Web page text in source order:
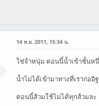
14 พ.ย. 2011, 15:34 น.
ใช่จ้าหนุ่ม ตอนนี้น้ำเข้าชั้นหนึ่
น้ำไม่ได้เข้ามาทางที่เราก่อ
ตอนนี้ส้วมใช้ไม่ได้ทุกส้วมละ